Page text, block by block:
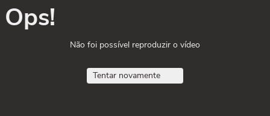
Ops!
Não foi possível reproduzir o vídeo
Tentar novamente